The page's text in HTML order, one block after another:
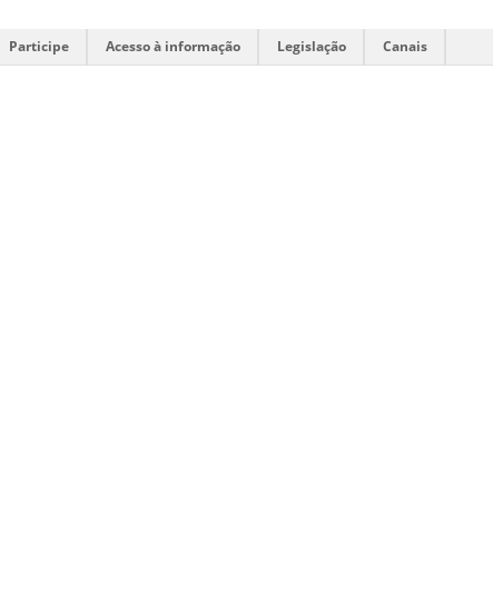
Participe Acesso à informação Legislação Canais